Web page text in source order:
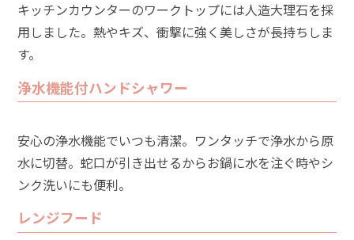
キッチンカウンターのワークトップには人造大理石を採
用しました。熱やキズ、衝撃に強く美しさが長持ちしま
す。
浄水機能付ハンドシャワー
安心の浄水機能でいつも清潔。ワンタッチで浄水から原
水に切替。蛇口が引き出せるからお鍋に水を注ぐ時やシ
ンク洗いにも便利。
レンジフード